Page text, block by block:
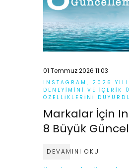
01 Temmuz 2026 11:03
INSTAGRAM, 2026
DENEYIMINI VE IÇERIK
ÖZELLIKLERINI
Markalar İçin
8 Büyük
DEVAMINI OKU